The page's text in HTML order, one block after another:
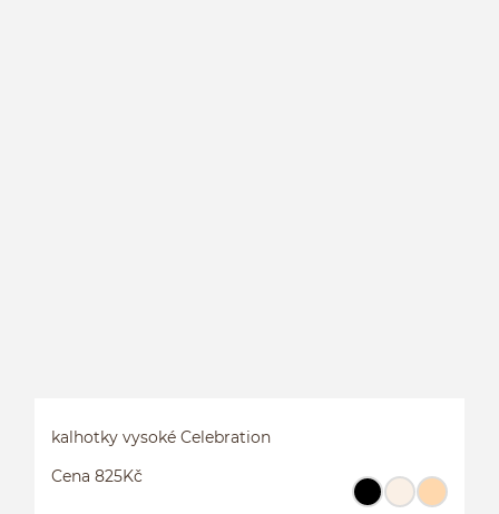
kalhotky vysoké Celebration
Cena 825Kč